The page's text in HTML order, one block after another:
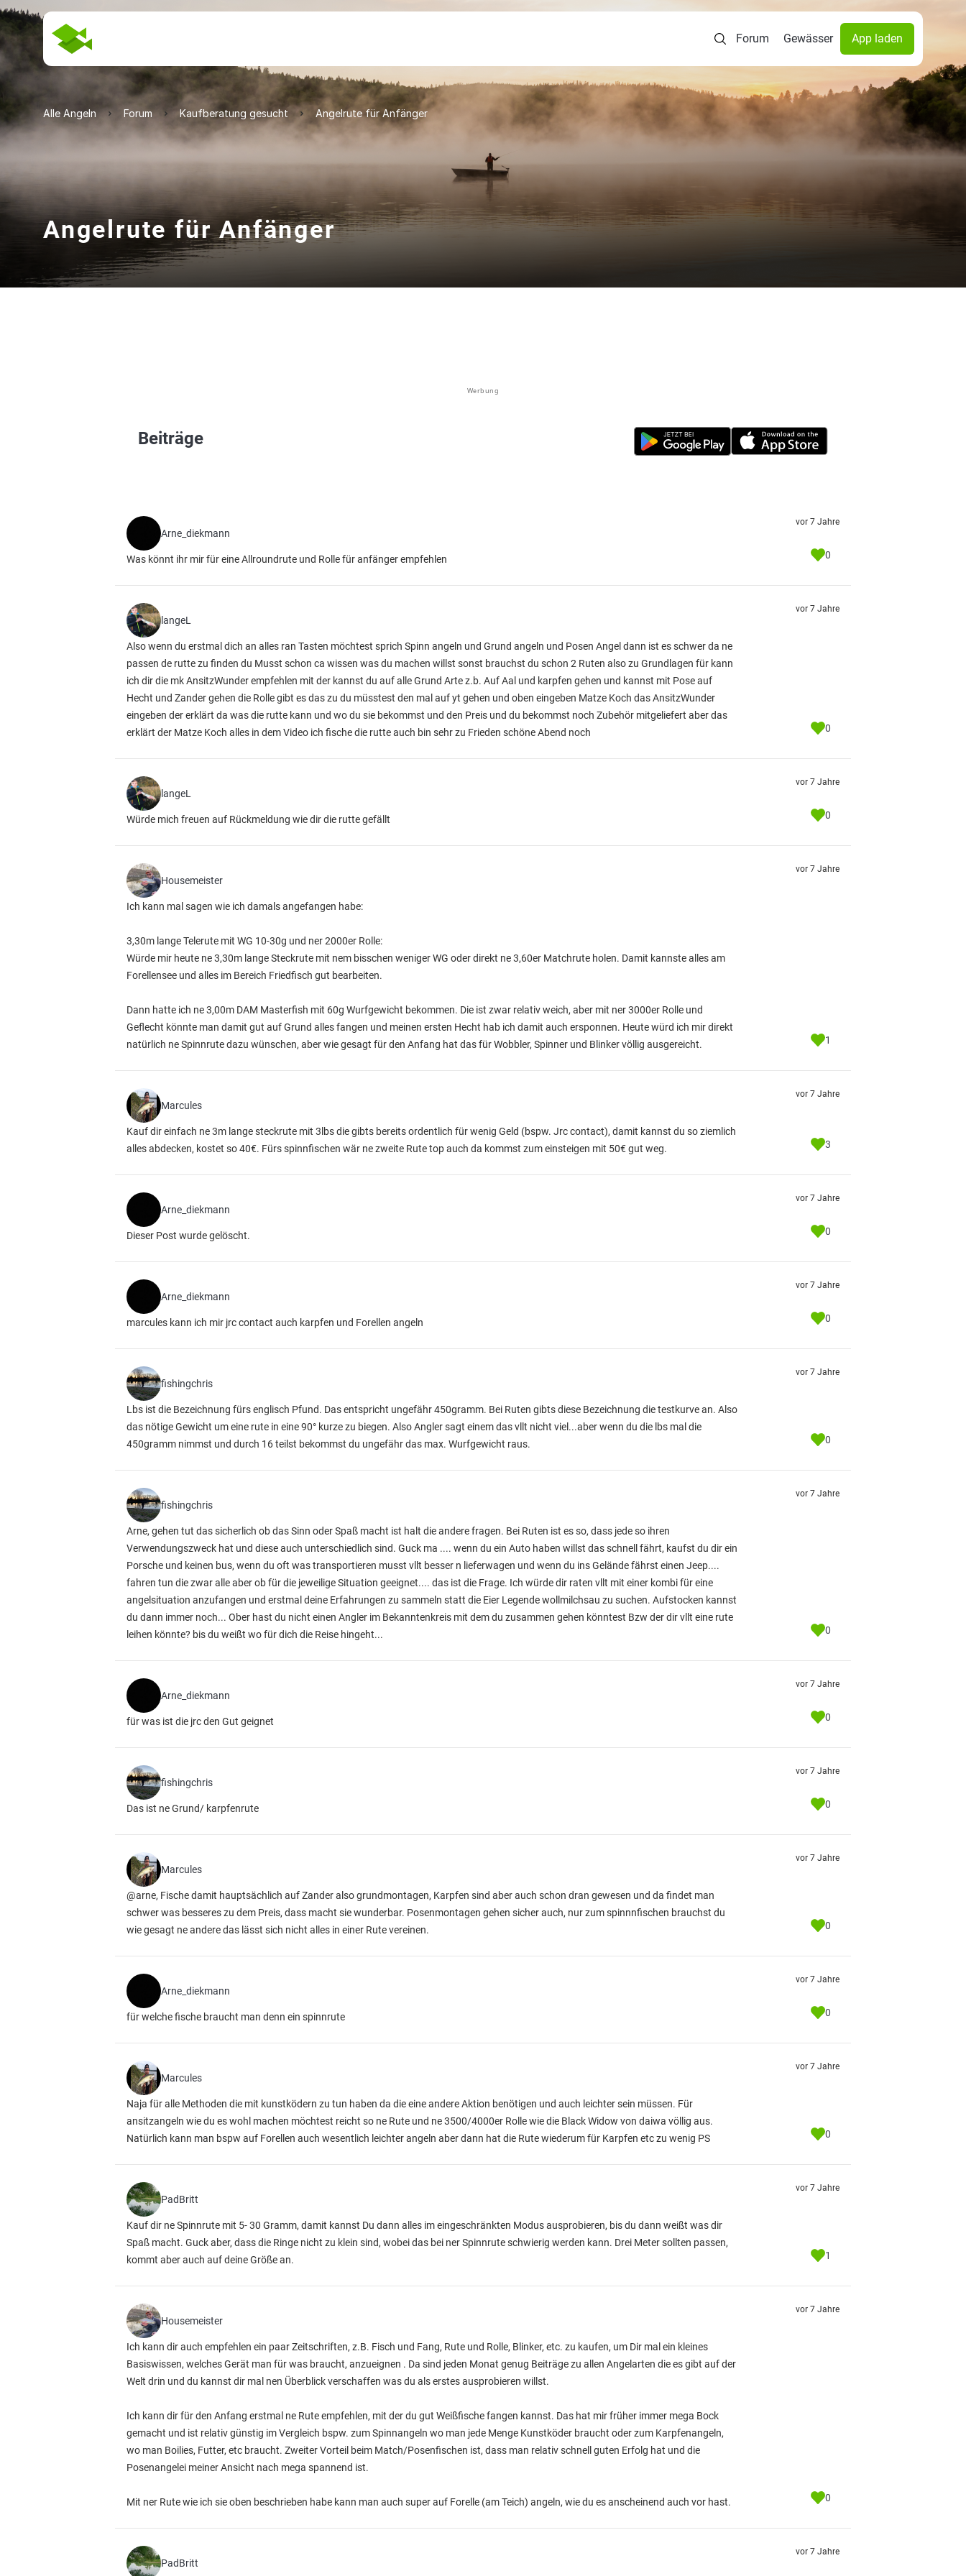
Forum Gewässer App laden
Alle Angeln Forum Kaufberatung gesucht Angelrute für Anfänger
Angelrute für Anfänger
Werbung
Beiträge
Arne_diekmann
Was könnt ihr mir für eine Allroundrute und Rolle für anfänger empfehlen
vor 7 Jahre
0
langeL
Also wenn du erstmal dich an alles ran Tasten möchtest sprich Spinn angeln und Grund angeln und Posen Angel dann ist es schwer da ne
passen de rutte zu finden du Musst schon ca wissen was du machen willst sonst brauchst du schon 2 Ruten also zu Grundlagen für kann
ich dir die mk AnsitzWunder empfehlen mit der kannst du auf alle Grund Arte z.b. Auf Aal und karpfen gehen und kannst mit Pose auf
Hecht und Zander gehen die Rolle gibt es das zu du müsstest den mal auf yt gehen und oben eingeben Matze Koch das AnsitzWunder
eingeben der erklärt da was die rutte kann und wo du sie bekommst und den Preis und du bekommst noch Zubehör mitgeliefert aber das
erklärt der Matze Koch alles in dem Video ich fische die rutte auch bin sehr zu Frieden schöne Abend noch
vor 7 Jahre
0
langeL
Würde mich freuen auf Rückmeldung wie dir die rutte gefällt
vor 7 Jahre
0
Housemeister
Ich kann mal sagen wie ich damals angefangen habe:
3,30m lange Telerute mit WG 10-30g und ner 2000er Rolle:
Würde mir heute ne 3,30m lange Steckrute mit nem bisschen weniger WG oder direkt ne 3,60er Matchrute holen. Damit kannste alles am
Forellensee und alles im Bereich Friedfisch gut bearbeiten.
Dann hatte ich ne 3,00m DAM Masterfish mit 60g Wurfgewicht bekommen. Die ist zwar relativ weich, aber mit ner 3000er Rolle und
Geflecht könnte man damit gut auf Grund alles fangen und meinen ersten Hecht hab ich damit auch ersponnen. Heute würd ich mir direkt
natürlich ne Spinnrute dazu wünschen, aber wie gesagt für den Anfang hat das für Wobbler, Spinner und Blinker völlig ausgereicht.
vor 7 Jahre
1
Marcules
Kauf dir einfach ne 3m lange steckrute mit 3lbs die gibts bereits ordentlich für wenig Geld (bspw. Jrc contact), damit kannst du so ziemlich
alles abdecken, kostet so 40€. Fürs spinnfischen wär ne zweite Rute top auch da kommst zum einsteigen mit 50€ gut weg.
vor 7 Jahre
3
Arne_diekmann
Dieser Post wurde gelöscht.
vor 7 Jahre
0
Arne_diekmann
marcules kann ich mir jrc contact auch karpfen und Forellen angeln
vor 7 Jahre
0
fishingchris
Lbs ist die Bezeichnung fürs englisch Pfund. Das entspricht ungefähr 450gramm. Bei Ruten gibts diese Bezeichnung die testkurve an. Also
das nötige Gewicht um eine rute in eine 90° kurze zu biegen. Also Angler sagt einem das vllt nicht viel...aber wenn du die lbs mal die
450gramm nimmst und durch 16 teilst bekommst du ungefähr das max. Wurfgewicht raus.
vor 7 Jahre
0
fishingchris
Arne, gehen tut das sicherlich ob das Sinn oder Spaß macht ist halt die andere fragen. Bei Ruten ist es so, dass jede so ihren
Verwendungszweck hat und diese auch unterschiedlich sind. Guck ma .... wenn du ein Auto haben willst das schnell fährt, kaufst du dir ein
Porsche und keinen bus, wenn du oft was transportieren musst vllt besser n lieferwagen und wenn du ins Gelände fährst einen Jeep....
fahren tun die zwar alle aber ob für die jeweilige Situation geeignet.... das ist die Frage. Ich würde dir raten vllt mit einer kombi für eine
angelsituation anzufangen und erstmal deine Erfahrungen zu sammeln statt die Eier Legende wollmilchsau zu suchen. Aufstocken kannst
du dann immer noch... Ober hast du nicht einen Angler im Bekanntenkreis mit dem du zusammen gehen könntest Bzw der dir vllt eine rute
leihen könnte? bis du weißt wo für dich die Reise hingeht...
vor 7 Jahre
0
Arne_diekmann
für was ist die jrc den Gut geignet
vor 7 Jahre
0
fishingchris
Das ist ne Grund/ karpfenrute
vor 7 Jahre
0
Marcules
@arne, Fische damit hauptsächlich auf Zander also grundmontagen, Karpfen sind aber auch schon dran gewesen und da findet man
schwer was besseres zu dem Preis, dass macht sie wunderbar. Posenmontagen gehen sicher auch, nur zum spinnnfischen brauchst du
wie gesagt ne andere das lässt sich nicht alles in einer Rute vereinen.
vor 7 Jahre
0
Arne_diekmann
für welche fische braucht man denn ein spinnrute
vor 7 Jahre
0
Marcules
Naja für alle Methoden die mit kunstködern zu tun haben da die eine andere Aktion benötigen und auch leichter sein müssen. Für
ansitzangeln wie du es wohl machen möchtest reicht so ne Rute und ne 3500/4000er Rolle wie die Black Widow von daiwa völlig aus.
Natürlich kann man bspw auf Forellen auch wesentlich leichter angeln aber dann hat die Rute wiederum für Karpfen etc zu wenig PS
vor 7 Jahre
0
PadBritt
Kauf dir ne Spinnrute mit 5- 30 Gramm, damit kannst Du dann alles im eingeschränkten Modus ausprobieren, bis du dann weißt was dir
Spaß macht. Guck aber, dass die Ringe nicht zu klein sind, wobei das bei ner Spinnrute schwierig werden kann. Drei Meter sollten passen,
kommt aber auch auf deine Größe an.
vor 7 Jahre
1
Housemeister
Ich kann dir auch empfehlen ein paar Zeitschriften, z.B. Fisch und Fang, Rute und Rolle, Blinker, etc. zu kaufen, um Dir mal ein kleines
Basiswissen, welches Gerät man für was braucht, anzueignen . Da sind jeden Monat genug Beiträge zu allen Angelarten die es gibt auf der
Welt drin und du kannst dir mal nen Überblick verschaffen was du als erstes ausprobieren willst.
Ich kann dir für den Anfang erstmal ne Rute empfehlen, mit der du gut Weißfische fangen kannst. Das hat mir früher immer mega Bock
gemacht und ist relativ günstig im Vergleich bspw. zum Spinnangeln wo man jede Menge Kunstköder braucht oder zum Karpfenangeln,
wo man Boilies, Futter, etc braucht. Zweiter Vorteil beim Match/Posenfischen ist, dass man relativ schnell guten Erfolg hat und die
Posenangelei meiner Ansicht nach mega spannend ist.
Mit ner Rute wie ich sie oben beschrieben habe kann man auch super auf Forelle (am Teich) angeln, wie du es anscheinend auch vor hast.
vor 7 Jahre
0
PadBritt
vor 7 Jahre